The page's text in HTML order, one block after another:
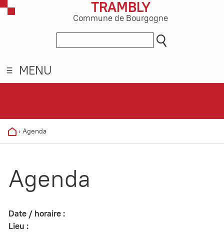
TRAMBLY
Commune de Bourgogne
MENU
› Agenda
Agenda
Date / horaire :
Lieu :